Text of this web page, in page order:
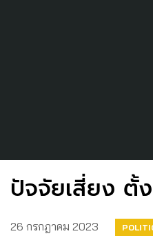
ปัจจัยเสี่ยง ตั้
26 กรกฎาคม 2023